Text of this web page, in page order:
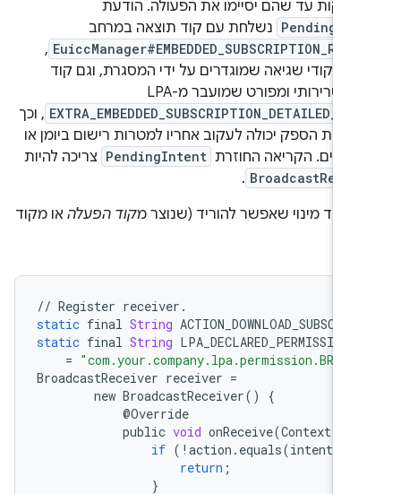
דקות עד שהם יסיימו את הפעולה. הודעת
נשלחת עם קוד תוצאה במרחב
,
קודי שגיאה שמוגדרים על ידי המסגרת, וגם קוד
תוצאה שרירותי ומפורט שמועבר מ-LPA
, וכך
הספק יכולה לעקוב אחריו למטרות רישום ביומן או
באגים. הקריאה החוזרת PendingIntent צריכה להיות
.
מינוי שאפשר להוריד (שנוצר מקוד הפעלהאו מקוד
// Register receiver
static
final String
static
final String LPA_DECLARED_PERMISSION
=
BroadcastReceiver receiver
new BroadcastReceiver
@Override
public
void onReceive(Context
if (!action.equals(intent
return